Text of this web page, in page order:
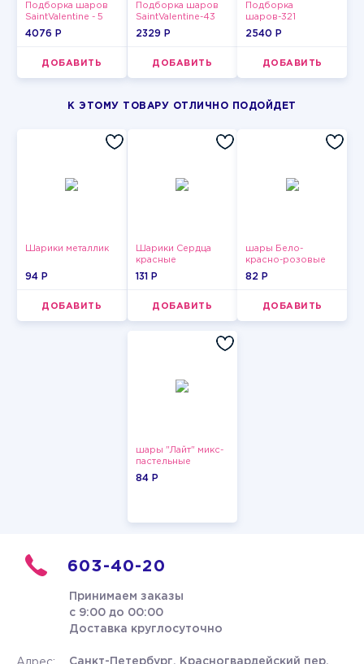
Подборка шаров
SaintValentine - 5
4076 P
ДОБАВИТЬ
Подборка шаров
SaintValentine-43
2329 P
ДОБАВИТЬ
Подборка
шаров-321
2540 P
ДОБАВИТЬ
К ЭТОМУ ТОВАРУ ОТЛИЧНО ПОДОЙДЕТ
Шарики металлик
94 P
ДОБАВИТЬ
Шарики Сердца
красные
131 P
ДОБАВИТЬ
шары Бело-
красно-розовые
пастельные
82 P
ДОБАВИТЬ
шары "Лайт" микс-
пастельные
84 P
603-40-20
Принимаем заказы
с 9:00 до 00:00
Доставка круглосуточно
Санкт-Петербург, Красногвардейский пер.